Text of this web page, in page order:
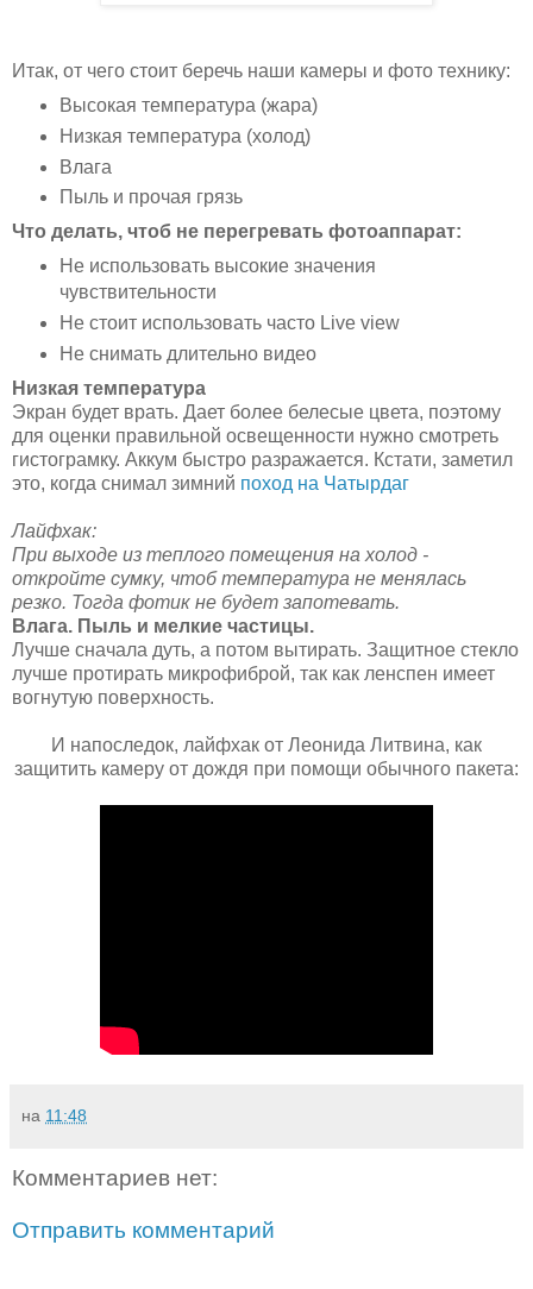
Итак, от чего стоит беречь наши камеры и фото технику:
Высокая температура (жара)
Низкая температура (холод)
Влага
Пыль и прочая грязь
Что делать, чтоб не перегревать фотоаппарат:
Не использовать высокие значения
чувствительности
Не стоит использовать часто Live view
Не снимать длительно видео
Низкая температура
Экран будет врать. Дает более белесые цвета, поэтому
для оценки правильной освещенности нужно смотреть
гистограмку. Аккум быстро разражается. Кстати, заметил
это, когда снимал зимний поход на Чатырдаг
Лайфхак:
При выходе из теплого помещения на холод -
откройте сумку, чтоб температура не менялась
резко. Тогда фотик не будет запотевать.
Влага. Пыль и мелкие частицы.
Лучше сначала дуть, а потом вытирать. Защитное стекло
лучше протирать микрофиброй, так как ленспен имеет
вогнутую поверхность.
И напоследок, лайфхак от Леонида Литвина, как
защитить камеру от дождя при помощи обычного пакета:
на 11:48
Комментариев нет:
Отправить комментарий